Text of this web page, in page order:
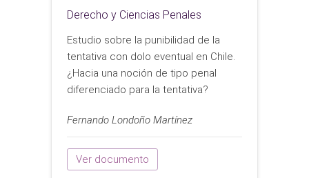
Derecho y Ciencias Penales
Estudio sobre la punibilidad de la
tentativa con dolo eventual en Chile.
¿Hacia una noción de tipo penal
diferenciado para la tentativa?
Fernando Londoño Martínez
Ver documento